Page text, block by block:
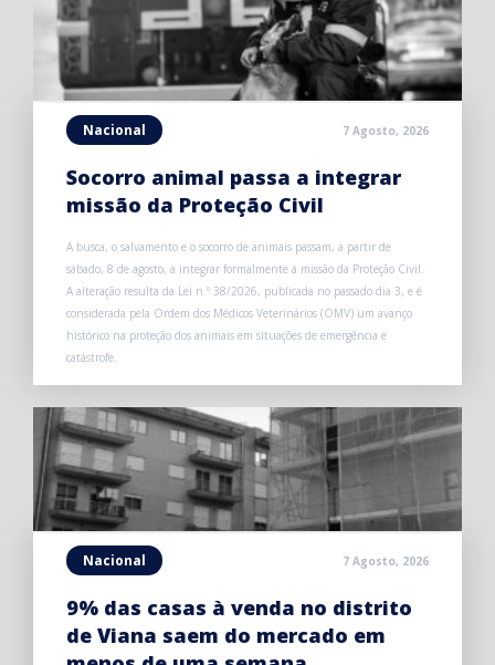
Nacional 7 Agosto, 2026
Socorro animal passa a integrar
missão da Proteção Civil
A busca, o salvamento e o socorro de animais passam, a partir de
sábado, 8 de agosto, a integrar formalmente a missão da Proteção Civil.
A alteração resulta da Lei n.º 38/2026, publicada no passado dia 3, e é
considerada pela Ordem dos Médicos Veterinários (OMV) um avanço
histórico na proteção dos animais em situações de emergência e
catástrofe.
Nacional 7 Agosto, 2026
9% das casas à venda no distrito
de Viana saem do mercado em